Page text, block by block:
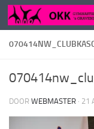
Doorgaan naar
DOOR WEBMASTER · 21